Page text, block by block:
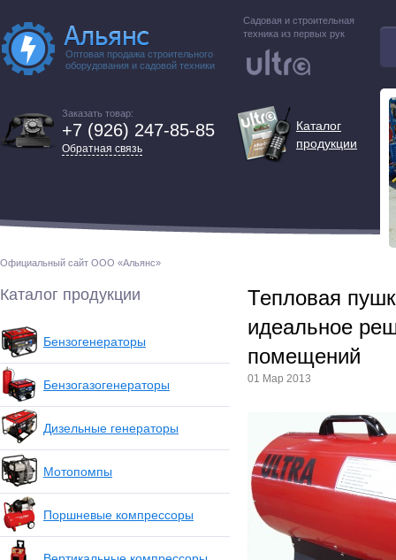
Оптовая продажа строительного
оборудования и садовой техники
Садовая и строительная
техника из первых рук
Заказать товар:
+7 (926) 247-85-85
Обратная связь
Каталог
продукции
Официальный сайт ООО «Альянс»
Каталог продукции
Бензогенераторы
Бензогазогенераторы
Дизельные генераторы
Мотопомпы
Поршневые компрессоры
Тепловая
идеальное
помещений
01 Мар 2013